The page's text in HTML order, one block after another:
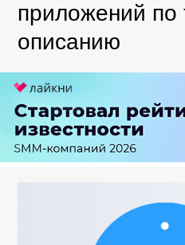
приложений по
описанию